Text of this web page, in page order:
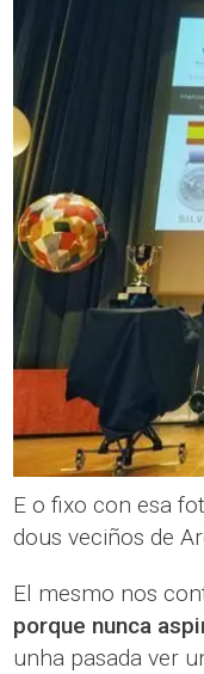
E o fixo con esa
dous veciños de
El mesmo nos
porque nunca
unha pasada ver